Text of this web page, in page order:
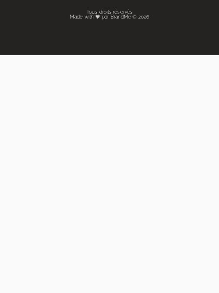
Tous droits réservés
Made with 🧡 par BrandMe © 2026